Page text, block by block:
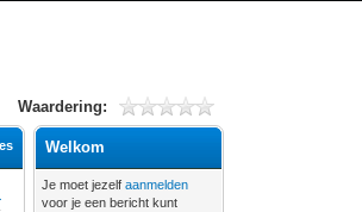
Waardering:
Welkom
Je moet jezelfaanmelden
voor je een bericht kunt